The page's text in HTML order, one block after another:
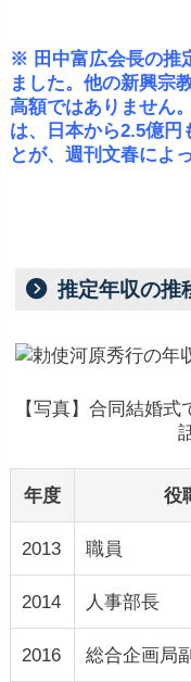
※ 田中富広会長の推
ました。他の新興宗
高額ではありません。
は、日本から2.5億円
とが、週刊文春によ
推定年収の推
【写真】合同結婚
年度 役
2013 職員
2014 人事部長
2016 総合企画局